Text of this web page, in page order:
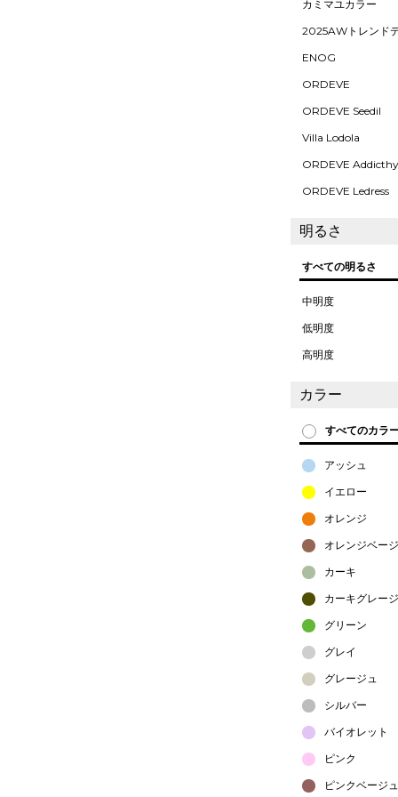
カミマユカラー
2025AWトレンド
ENOG
ORDEVE
ORDEVE Seedil
Villa Lodola
ORDEVE Addicthy
ORDEVE Ledress
明るさ
すべての明るさ
中明度
低明度
高明度
カラー
すべてのカラ
アッシュ
イエロー
オレンジ
オレンジベー
カーキ
カーキグレー
グリーン
グレイ
グレージュ
シルバー
バイオレット
ピンク
ピンクベージュ